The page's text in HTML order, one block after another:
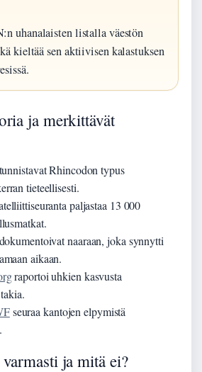
uhanalaisten listalla väestön
kieltää sen aktiivisen kalastuksen
ja merkittävät
Rhincodon typus
tieteellisesti.
paljastaa 13 000
naaraan, joka synnytti
aikaan.
raportoi uhkien kasvusta
seuraa kantojen elpymistä
ja mitä ei?